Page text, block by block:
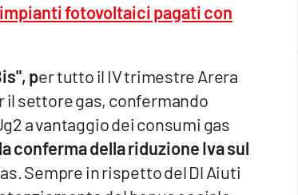
fotovoltaici pagati con
per tutto il IV trimestre Arera
il settore gas, confermando
a vantaggio dei consumi gas
conferma della riduzione Iva sul
Sempre in rispetto del Dl Aiuti